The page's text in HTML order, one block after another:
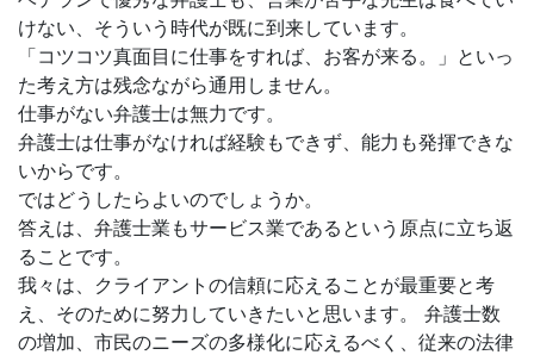
けない、そういう時代が既に到来しています。
「コツコツ真面目に仕事をすれば、お客が来る。」といっ
た考え方は残念ながら通用しません。
仕事がない弁護士は無力です。
弁護士は仕事がなければ経験もできず、能力も発揮できな
いからです。
ではどうしたらよいのでしょうか。
答えは、弁護士業もサービス業であるという原点に立ち返
ることです。
我々は、クライアントの信頼に応えることが最重要と考
え、そのために努力していきたいと思います。 弁護士数
の増加、市民のニーズの多様化に応えるべく、従来の法律